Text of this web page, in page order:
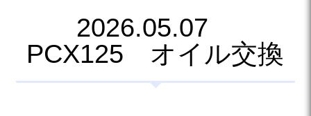
2026.05.07
PCX125 オイル交換